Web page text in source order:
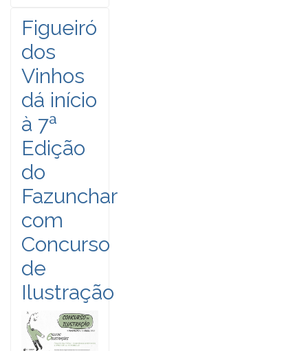
Figueiró
dos
Vinhos
dá início
à 7ª
Edição
do
Fazunchar
com
Concurso
de
Ilustração